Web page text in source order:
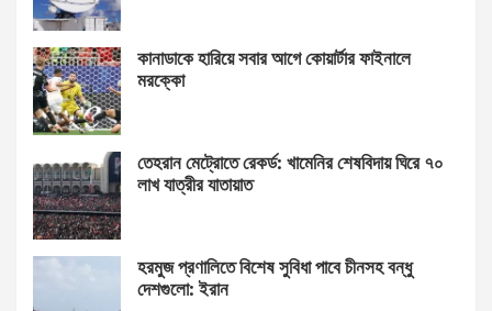
কানাডাকে হারিয়ে সবার আগে কোয়ার্টার ফাইনালে
মরক্কো
তেহরান মেট্রোতে রেকর্ড: খামেনির শেষবিদায় ঘিরে ৭০
লাখ যাত্রীর যাতায়াত
হরমুজ প্রণালিতে বিশেষ সুবিধা পাবে চীনসহ বন্ধু
দেশগুলো: ইরান